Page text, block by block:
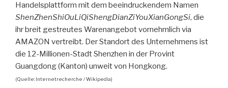
Handelsplattform mit dem beeindruckendem Namen
ShenZhenShiOuLiQiShengDianZiYouXianGongSi, die
ihr breit gestreutes Warenangebot vornehmlich via
AMAZON vertreibt. Der Standort des Unternehmens ist
die 12-Millionen-Stadt Shenzhen in der Provint
Guangdong (Kanton) unweit von Hongkong.
(Quelle: Internetrecherche / Wikipedia)